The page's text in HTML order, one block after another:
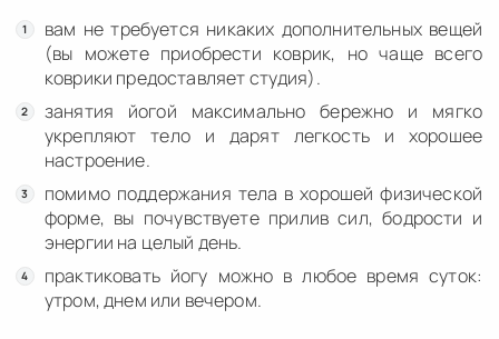
вам не требуется никаких дополнительных вещей
(вы можете приобрести коврик, но чаще всего
коврики предоставляет студия).
занятия йогой максимально бережно и мягко
укрепляют тело и дарят легкость и хорошее
настроение.
помимо поддержания тела в хорошей физической
форме, вы почувствуете прилив сил, бодрости и
энергии на целый день.
практиковать йогу можно в любое время суток:
утром, днем или вечером.